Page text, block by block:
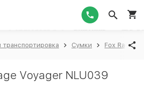
транспортировка Сумки Fox Rage
Voyager NLU039